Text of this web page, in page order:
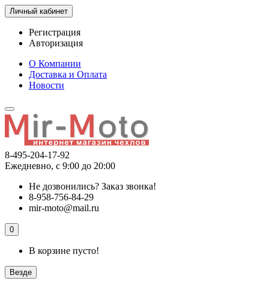
Личный кабинет
Регистрация
Авторизация
О Компании
Доставка и Оплата
Новости
8-495-204-17-92
Ежедневно, с 9:00 до 20:00
Не дозвонились? Заказ звонка!
8-958-756-84-29
mir-moto@mail.ru
0
В корзине пусто!
Везде